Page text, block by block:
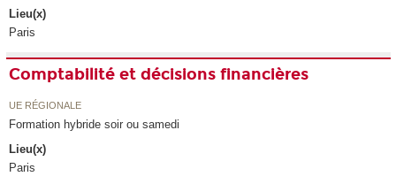
Lieu(x)
Paris
Comptabilité et décisions financières
UE RÉGIONALE
Formation hybride soir ou samedi
Lieu(x)
Paris